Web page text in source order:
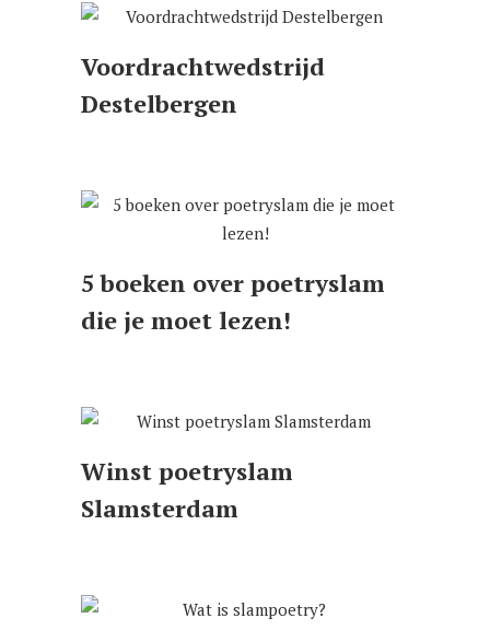
Voordrachtwedstrijd
Destelbergen
5 boeken over poetryslam
die je moet lezen!
Winst poetryslam
Slamsterdam